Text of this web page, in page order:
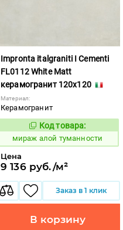
Impronta italgraniti I Cementi
FL0112 White Matt
керамогранит 120x120
Материал:
Керамогранит
984609
Код товара:
мираж алой туманности
Цена
9 136 руб./м²
Заказ в 1 клик
В корзину